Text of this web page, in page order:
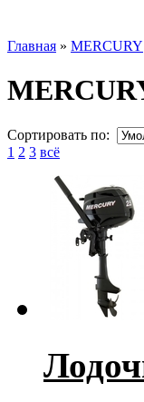
Главная » MERCURY
Сортировать по:
1 2 3 всё